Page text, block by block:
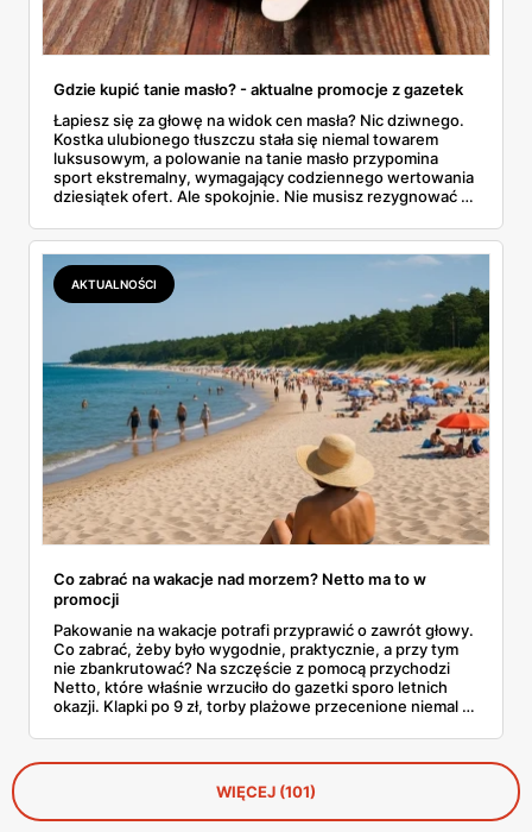
Gdzie kupić tanie masło? - aktualne promocje z gazetek
Łapiesz się za głowę na widok cen masła? Nic dziwnego.
Kostka ulubionego tłuszczu stała się niemal towarem
luksusowym, a polowanie na tanie masło przypomina
sport ekstremalny, wymagający codziennego wertowania
dziesiątek ofert. Ale spokojnie. Nie musisz rezygnować z
największych sklepów, od Biedronki po Lidla, i
podpowiemy, jak skutecznie tropić okazje w gazetkach
promocyjnych. Koniec z przepłacaniem.
AKTUALNOŚCI
Co zabrać na wakacje nad morzem? Netto ma to w
promocji
Pakowanie na wakacje potrafi przyprawić o zawrót głowy.
Co zabrać, żeby było wygodnie, praktycznie, a przy tym
nie zbankrutować? Na szczęście z pomocą przychodzi
Netto, które właśnie wrzuciło do gazetki sporo letnich
okazji. Klapki po 9 zł, torby plażowe przecenione niemal o
wszystko, co warto mieć w walizce, czeka w
promocyjnych cenach. I to jeszcze przed sezonem
urlopowym! Sprawdziliśmy, co konkretnie opłaca się teraz
wrzucić do koszyka i zabrać ze sobą na piasek, fale i…
gofry z budki.
WIĘCEJ (101)